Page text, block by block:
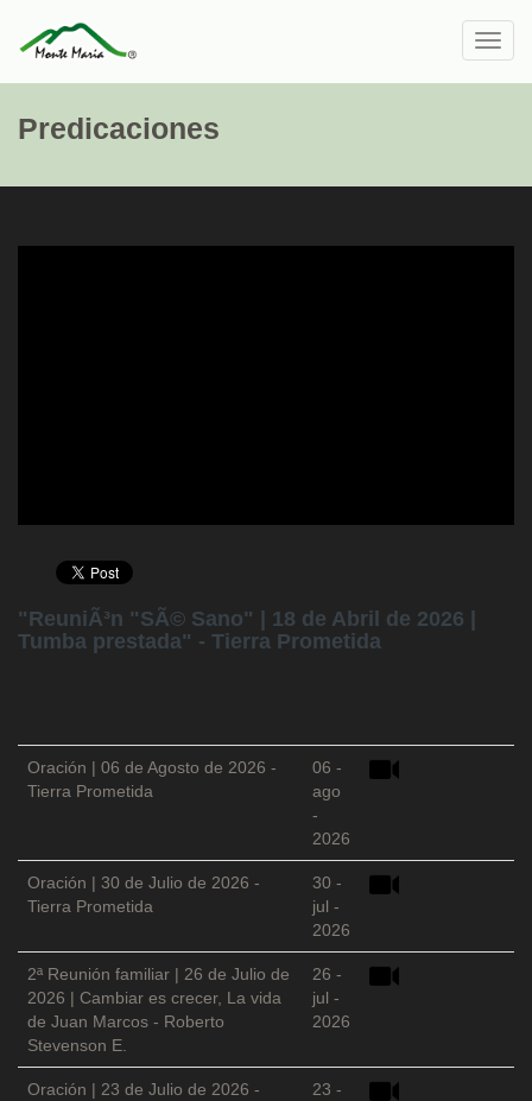
Predicaciones
"ReuniÃ³n "SÃ© Sano" | 18 de Abril de 2026 |
Tumba prestada" - Tierra Prometida
Oración | 06 de Agosto de 2026 -
Tierra Prometida
06 -
ago
-
2026
Oración | 30 de Julio de 2026 -
Tierra Prometida
30 -
jul -
2026
2ª Reunión familiar | 26 de Julio de
2026 | Cambiar es crecer, La vida
de Juan Marcos - Roberto
Stevenson E.
26 -
jul -
2026
Oración | 23 de Julio de 2026 -
23 -